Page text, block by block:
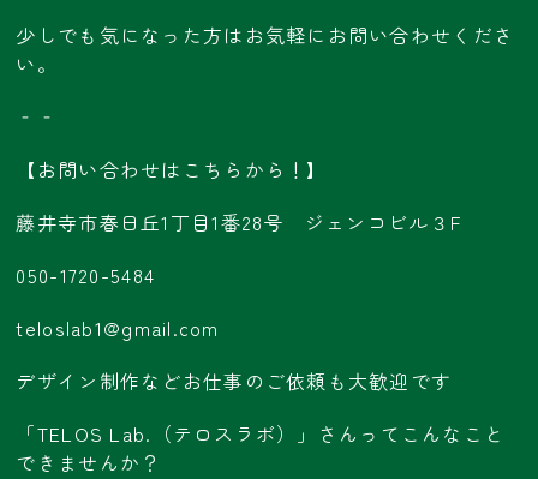
少しでも気になった方はお気軽にお問い合わせくださ
い。
‐‐
【お問い合わせはこちらから！】
藤井寺市春日丘1丁目1番28号 ジェンコビル３F
050-1720-5484
teloslab1@gmail.com
デザイン制作などお仕事のご依頼も大歓迎です
「TELOS Lab.（テロスラボ）」さんってこんなこと
できませんか？